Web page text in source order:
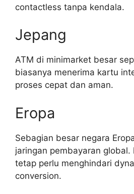
contactless tanpa kendala.
Jepang
ATM di minimarket besar
biasanya menerima kartu
proses cepat dan aman.
Eropa
Sebagian besar negara
jaringan pembayaran global.
tetap perlu menghindari
conversion.